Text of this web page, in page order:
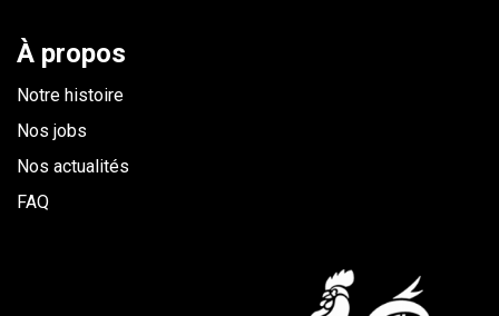
À propos
Notre histoire
Nos jobs
Nos actualités
FAQ